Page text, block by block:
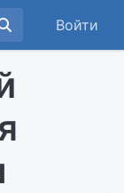
Войти